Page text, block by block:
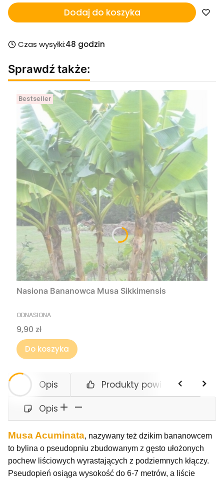
Dodaj do koszyka
Czas wysyłki:48 godzin
Sprawdź także:
Bestseller
Nasiona Bananowca Musa Sikkimensis
PRODUCENT
ODNASIONA
Cena
9,90 zł
Do koszyka
Opis
Produkty powiązane
Opis
Musa Acuminata, nazywany też dzikim bananowcem
to bylina o pseudopniu zbudowanym z gęsto ułożonych
pochew liściowych wyrastających z podziemnych kłączy.
Pseudopień osiąga wysokość do 6-7 metrów, a liście